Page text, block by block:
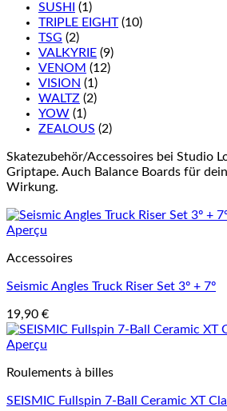
SUSHI
(1)
TRIPLE EIGHT (10)
TSG (2)
VALKYRIE (9)
VENOM (12)
VISION (1)
WALTZ (2)
YOW (1)
ZEALOUS (2)
Skatezubehör/Accessoires bei Studio
Griptape. Auch Balance Boards für
Wirkung.
Aperçu
Accessoires
Seismic Angles Truck Riser Set 3º + 7º
19,90 €
Aperçu
Roulements à billes
SEISMIC Fullspin 7-Ball Ceramic XT